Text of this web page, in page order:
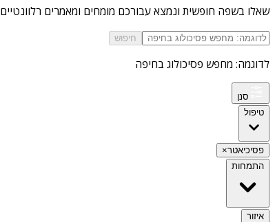
שאלו בשפה חופשית ונמצא עבורכם מומחים ומאמרים רלוונטיים
חיפוש
לדוגמה: מחפש פסיכולוג בחיפה
סנן
טיפול
פסיכיאטר×
התמחות
איזור